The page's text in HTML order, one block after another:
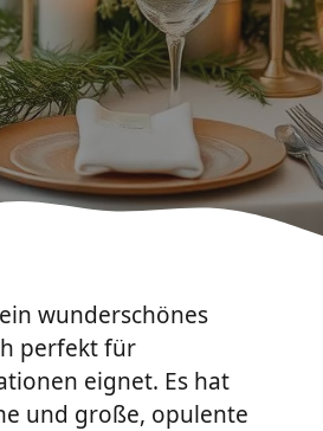
wunderschönes
perfekt für
eignet. Es hat
und große, opulente